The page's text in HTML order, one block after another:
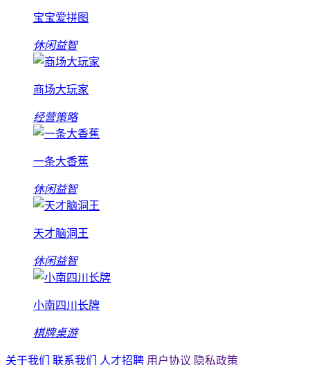
宝宝爱拼图
休闲益智
商场大玩家
经营策略
一条大香蕉
休闲益智
天才脑洞王
休闲益智
小南四川长牌
棋牌桌游
关于我们 联系我们 人才招聘 用户协议 隐私政策